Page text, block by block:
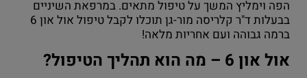
הפה וימליץ המשך על טיפול מתאים. במרפאת השיניים
בבעלות ד"ר קלריסה מור-גן תוכלו לקבל טיפול אול און 6
ברמה גבוהה ועם אחריות מלאה!
אול און 6 – מה הוא תהליך הטיפול?